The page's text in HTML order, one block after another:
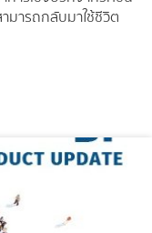
มารถกลับมาใช้ชีวิต